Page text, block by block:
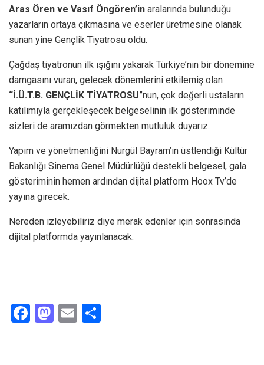
Aras Ören ve Vasıf Öngören’in aralarında bulunduğu
yazarların ortaya çıkmasına ve eserler üretmesine olanak
sunan yine Gençlik Tiyatrosu oldu.
Çağdaş tiyatronun ilk ışığını yakarak Türkiye’nin bir dönemine
damgasını vuran, gelecek dönemlerini etkilemiş olan
“İ.Ü.T.B. GENÇLİK TİYATROSU”nun, çok değerli ustaların
katılımıyla gerçekleşecek belgeselinin ilk gösteriminde
sizleri de aramızdan görmekten mutluluk duyarız.
Yapım ve yönetmenliğini Nurgül Bayram’ın üstlendiği Kültür
Bakanlığı Sinema Genel Müdürlüğü destekli belgesel, gala
gösteriminin hemen ardından dijital platform Hoox Tv’de
yayına girecek.
Nereden izleyebiliriz diye merak edenler için sonrasında
dijital platformda yayınlanacak.
F
M E